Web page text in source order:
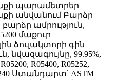
պարամետրեր
անվանում Բարձր
բարձր ամրություն,
մաքուր
ձուլակտորի գին
նվազագույնը, 99.95%,
R05400, R05252,
Ստանդարտ՝ ASTM